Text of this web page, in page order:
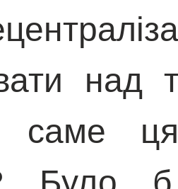
над
саме